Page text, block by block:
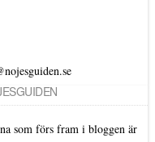
som förs fram i bloggen är